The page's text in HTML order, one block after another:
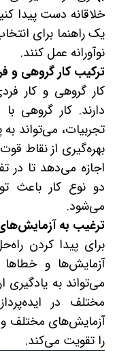
خلاقانه دست پیدا
یک راهنما برای
نوآورانه عمل کنند.
ترکیب کار گروهی و
کار گروهی و کار
دارند. کار گروهی
تجربیات، می‌تواند
بهره‌گیری از نقاط
اجازه می‌دهد تا در
دو نوع کار باعث
می‌شود.
ترغیب به
برای پیدا کردن
آزمایش‌ها و خطاها
می‌تواند به یادگیری
مختلف در
آزمایش‌های مختلف و
را تقویت می‌کند.